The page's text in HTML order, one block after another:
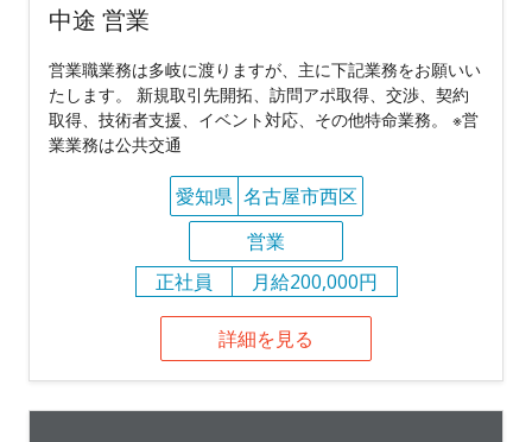
中途 営業
営業職業務は多岐に渡りますが、主に下記業務をお願いい
たします。 新規取引先開拓、訪問アポ取得、交渉、契約
取得、技術者支援、イベント対応、その他特命業務。 ※営
業業務は公共交通
愛知県 名古屋市西区
営業
正社員
月給200,000円
詳細を見る